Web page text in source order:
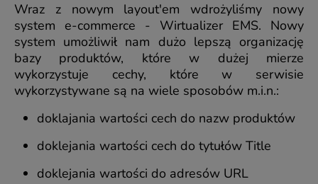
Wraz z nowym layout'em wdrożyliśmy nowy
system e-commerce - Wirtualizer EMS. Nowy
system umożliwił nam dużo lepszą organizację
bazy produktów, które w dużej mierze
wykorzystuje cechy, które w serwisie
wykorzystywane są na wiele sposobów m.i.n.:
doklajania wartości cech do nazw produktów
doklejania wartości cech do tytułów Title
doklejania wartości do adresów URL